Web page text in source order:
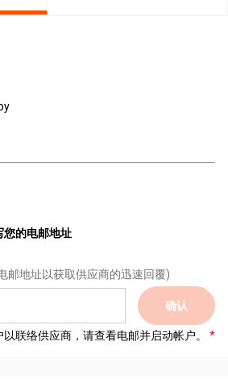
您的电邮地址
邮地址以获取供应商的迅速回覆)
确认
联络供应商，请查看电邮并启动帐户。